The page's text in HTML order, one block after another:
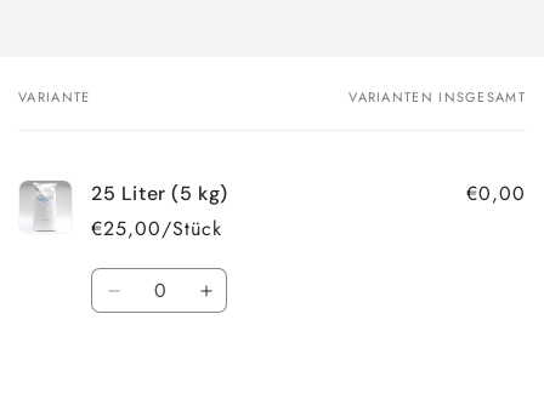
Dein
VARIANTE VARIANTEN INSGESAMT
25 Liter (5 kg)
€25,00/Stück
€0,00
Anzahl
VerringereErhöhe